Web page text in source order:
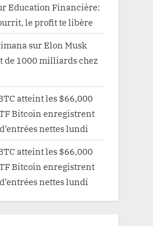
Education Financière:
le profit te libère
surElon Musk
de 1000 milliards chez
atteint les $66,000
Bitcoin enregistrent
nettes lundi
atteint les $66,000
Bitcoin enregistrent
nettes lundi